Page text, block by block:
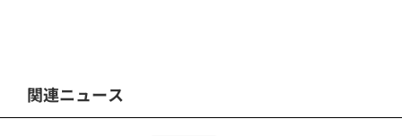
関連ニュース